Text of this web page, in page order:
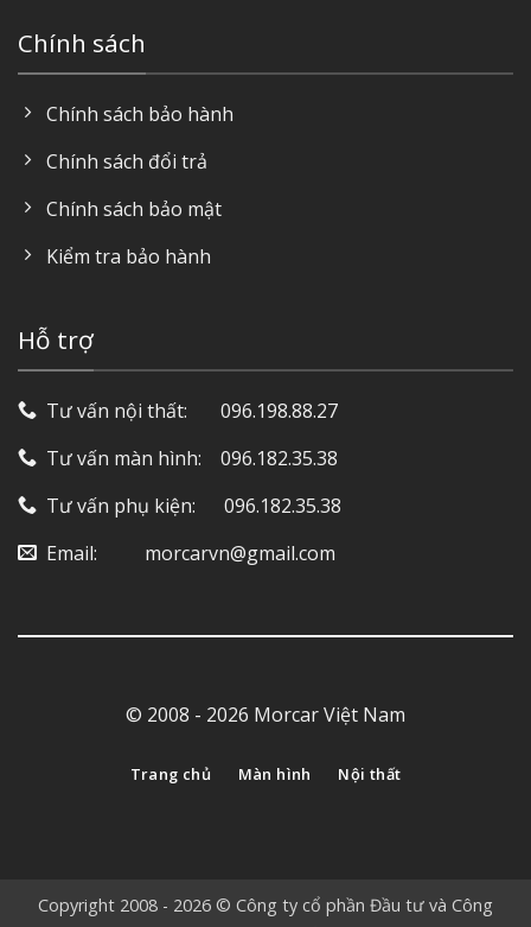
Chính sách
Chính sách bảo hành
Chính sách đổi trả
Chính sách bảo mật
Kiểm tra bảo hành
Hỗ trợ
Tư vấn nội thất: ‎ ‎ ‎ ‎ ‎ ‎ 096.198.88.27
Tư vấn màn hình: ‎ ‎ ‎ 096.182.35.38
Tư vấn phụ kiện: ‎ ‎ ‎ ‎‎ ‎ 096.182.35.38
Email: ‎ ‎ ‎ ‎ ‎ ‎ ‎ ‎ ‎ morcarvn@gmail.com
© 2008 - 2026 Morcar Việt Nam
Trang chủ Màn hình Nội thất
Copyright 2008 - 2026 © Công ty cổ phần Đầu tư và Công